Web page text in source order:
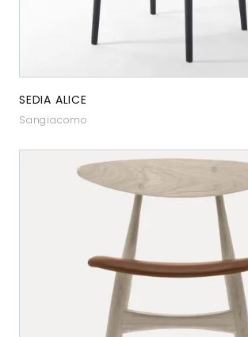
SEDIA ALICE
Sangiacomo